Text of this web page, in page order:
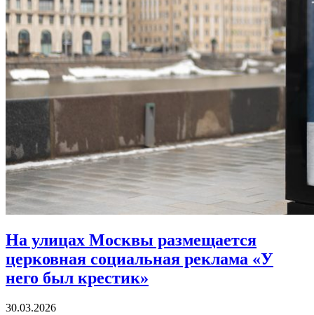
На улицах Москвы размещается
церковная социальная реклама «У
него был крестик»
30.03.2026